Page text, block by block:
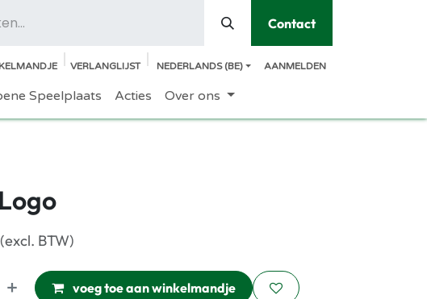
Contact
VERLANGLIJST NEDERLANDS (BE) AANMELDEN
Speelplaats Acties Over ons
(excl. BTW)
voeg toe aan winkelmandje